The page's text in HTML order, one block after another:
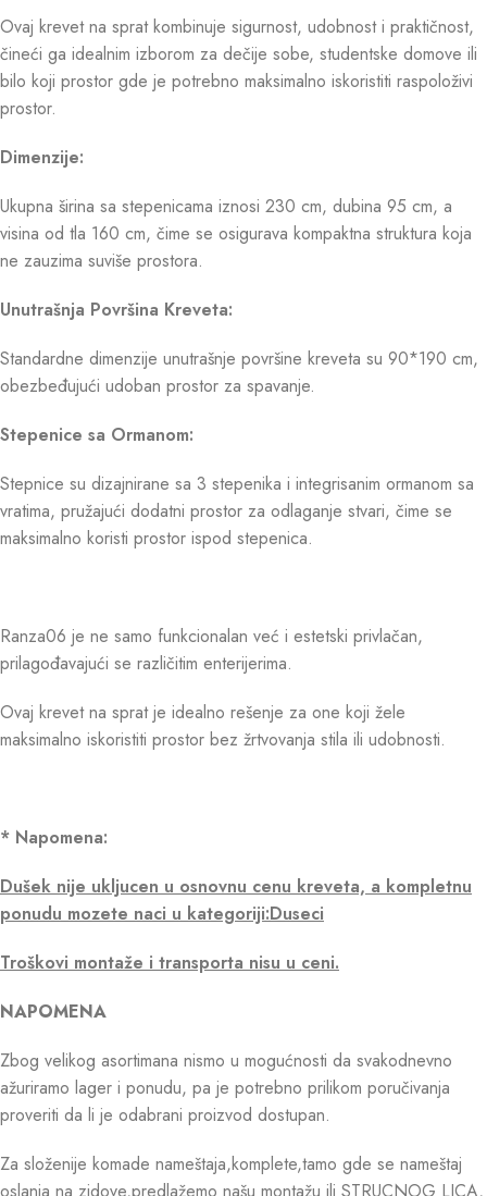
Ovaj krevet na sprat kombinuje sigurnost, udobnost i praktičnost,
čineći ga idealnim izborom za dečije sobe, studentske domove ili
bilo koji prostor gde je potrebno maksimalno iskoristiti raspoloživi
prostor.
Dimenzije:
Ukupna širina sa stepenicama iznosi 230 cm, dubina 95 cm, a
visina od tla 160 cm, čime se osigurava kompaktna struktura koja
ne zauzima suviše prostora.
Unutrašnja Površina Kreveta:
Standardne dimenzije unutrašnje površine kreveta su 90*190 cm,
obezbeđujući udoban prostor za spavanje.
Stepenice sa Ormanom:
Stepnice su dizajnirane sa 3 stepenika i integrisanim ormanom sa
vratima, pružajući dodatni prostor za odlaganje stvari, čime se
maksimalno koristi prostor ispod stepenica.
Ranza06 je ne samo funkcionalan već i estetski privlačan,
prilagođavajući se različitim enterijerima.
Ovaj krevet na sprat je idealno rešenje za one koji žele
maksimalno iskoristiti prostor bez žrtvovanja stila ili udobnosti.
* Napomena:
Dušek nije ukljucen u osnovnu cenu kreveta, a kompletnu
ponudu mozete naci u kategoriji:Duseci
Troškovi montaže i transporta nisu u ceni.
NAPOMENA
Zbog velikog asortimana nismo u mogućnosti da svakodnevno
ažuriramo lager i ponudu, pa je potrebno prilikom poručivanja
proveriti da li je odabrani proizvod dostupan.
Za složenije komade nameštaja,komplete,tamo gde se nameštaj